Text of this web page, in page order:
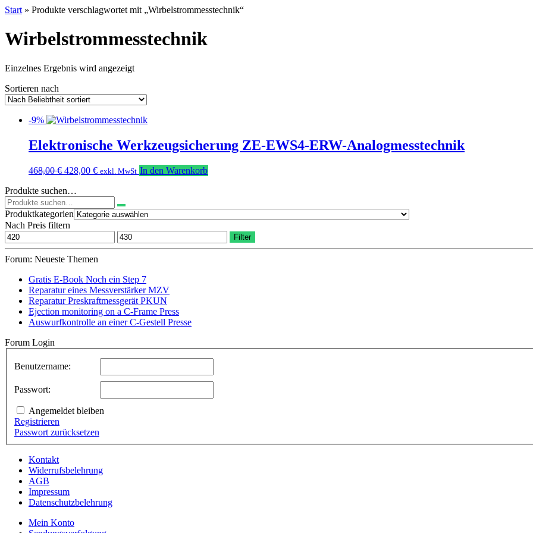
Start » Produkte verschlagwortet mit „Wirbelstrommesstechnik“
Wirbelstrommesstechnik
Einzelnes Ergebnis wird angezeigt
Sortieren nach
-9%
Elektronische Werkzeugsicherung ZE-EWS4-ERW-Analogmesstechnik
468,00€ Ursprünglicher
war:
468,00 €
428,00 €Aktueller
428,00 €.
exkl. MwSt In den Warenkorb
Produkte suchen…
Suchen
nach:
Produktkategorien
Nach Preis filtern
Min.
Preis
Max.
Preis
Filter
Forum: Neueste Themen
Gratis E-Book Noch ein Step 7
Reparatur eines Messverstärker MZV
Reparatur Preskraftmessgerät PKUN
Ejection monitoring on a C-Frame Press
Auswurfkontrolle an einer C-Gestell Presse
Forum Login
Benutzername:
Passwort:
Angemeldet bleiben
Registrieren
Passwort zurücksetzen
Kontakt
Widerrufsbelehrung
AGB
Impressum
Datenschutzbelehrung
Mein Konto